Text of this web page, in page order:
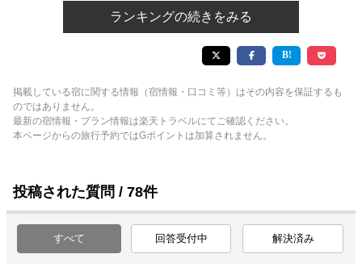
ランキングの続きをみる
掲載している宿に関する情報（宿情報・口コミ等）はその内容を保証するも
のではありません。
最新の宿情報・プラン情報は楽天トラベルにてご確認ください。
本ページからの旅行予約ではGポイントは加算されません。
投稿された質問 / 78件
すべて 回答受付中 解決済み